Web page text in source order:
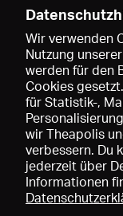
Wir verwenden
Nutzung
werden für den
Cookies
für Statistik-,
wir Theapolis
verbessern. Du
jederzeit über
Informationen